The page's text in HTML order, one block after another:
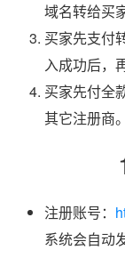
域名转给买
买家先支付
入成功后，
买家先付全
其它注册商。
注册账号：
系统会自动